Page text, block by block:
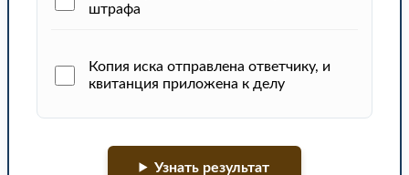
штрафа
Копия иска отправлена ответчику, и
квитанция приложена к делу
Узнать результат